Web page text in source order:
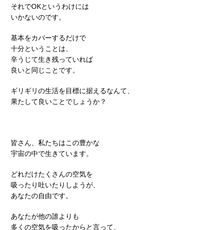
それでOKというわけには
いかないのです。
基本をカバーするだけで
十分ということは、
辛うじて生き残っていれば
良いと同じことです。
ギリギリの生活を目標に据えるなんて、
果たして良いことでしょうか？
皆さん、私たちはこの豊かな
宇宙の中で生きています。
どれだけたくさんの空気を
吸ったり吐いたりしようが、
あなたの自由です。
あなたが他の誰よりも
多くの空気を吸ったからと言って、